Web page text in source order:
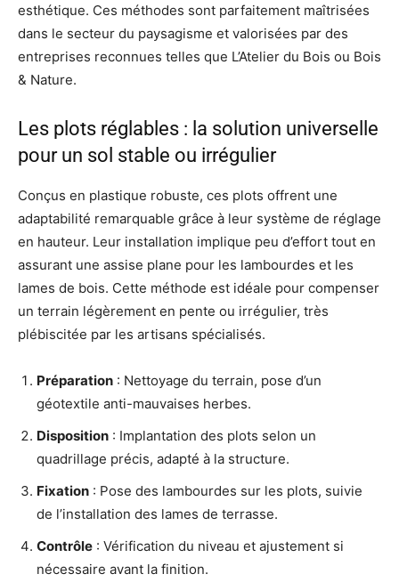
esthétique. Ces méthodes sont parfaitement maîtrisées
dans le secteur du paysagisme et valorisées par des
entreprises reconnues telles que L’Atelier du Bois ou Bois
& Nature.
Les plots réglables : la solution universelle
pour un sol stable ou irrégulier
Conçus en plastique robuste, ces plots offrent une
adaptabilité remarquable grâce à leur système de réglage
en hauteur. Leur installation implique peu d’effort tout en
assurant une assise plane pour les lambourdes et les
lames de bois. Cette méthode est idéale pour compenser
un terrain légèrement en pente ou irrégulier, très
plébiscitée par les artisans spécialisés.
Préparation : Nettoyage du terrain, pose d’un
géotextile anti-mauvaises herbes.
Disposition : Implantation des plots selon un
quadrillage précis, adapté à la structure.
Fixation : Pose des lambourdes sur les plots, suivie
de l’installation des lames de terrasse.
Contrôle : Vérification du niveau et ajustement si
nécessaire avant la finition.